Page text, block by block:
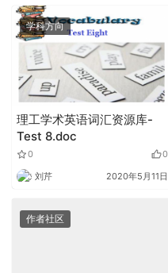
学科方向
理工学术英语词汇资源库-
Test 8.doc
0 0
刘芹 2020年5月11日
作者社区